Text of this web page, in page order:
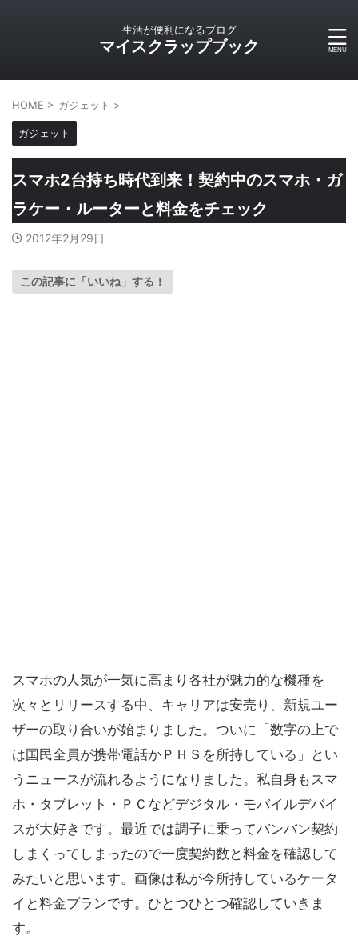
生活が便利になるブログ
マイスクラップブック
HOME > ガジェット >
ガジェット
スマホ2台持ち時代到来！契約中のスマホ・ガ
ラケー・ルーターと料金をチェック
2012年2月29日
この記事に「いいね」する！
スマホの人気が一気に高まり各社が魅力的な機種を
次々とリリースする中、キャリアは安売り、新規ユー
ザーの取り合いが始まりました。ついに「数字の上で
は国民全員が携帯電話かＰＨＳを所持している」とい
うニュースが流れるようになりました。私自身もスマ
ホ・タブレット・ＰＣなどデジタル・モバイルデバイ
スが大好きです。最近では調子に乗ってバンバン契約
しまくってしまったので一度契約数と料金を確認して
みたいと思います。画像は私が今所持しているケータ
イと料金プランです。ひとつひとつ確認していきま
す。